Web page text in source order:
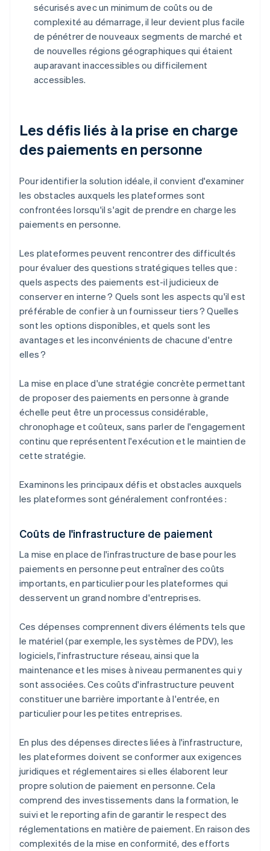
sécurisés avec un minimum de coûts ou de
complexité au démarrage, il leur devient plus facile
de pénétrer de nouveaux segments de marché et
de nouvelles régions géographiques qui étaient
auparavant inaccessibles ou difficilement
accessibles.
Les défis liés à la prise en charge
des paiements en personne
Pour identifier la solution idéale, il convient d'examiner
les obstacles auxquels les plateformes sont
confrontées lorsqu'il s'agit de prendre en charge les
paiements en personne.
Les plateformes peuvent rencontrer des difficultés
pour évaluer des questions stratégiques telles que :
quels aspects des paiements est-il judicieux de
conserver en interne ? Quels sont les aspects qu'il est
préférable de confier à un fournisseur tiers ? Quelles
sont les options disponibles, et quels sont les
avantages et les inconvénients de chacune d'entre
elles ?
La mise en place d'une stratégie concrète permettant
de proposer des paiements en personne à grande
échelle peut être un processus considérable,
chronophage et coûteux, sans parler de l'engagement
continu que représentent l'exécution et le maintien de
cette stratégie.
Examinons les principaux défis et obstacles auxquels
les plateformes sont généralement confrontées :
Coûts de l'infrastructure de paiement
La mise en place de l'infrastructure de base pour les
paiements en personne peut entraîner des coûts
importants, en particulier pour les plateformes qui
desservent un grand nombre d'entreprises.
Ces dépenses comprennent divers éléments tels que
le matériel (par exemple, les systèmes de PDV), les
logiciels, l'infrastructure réseau, ainsi que la
maintenance et les mises à niveau permanentes qui y
sont associées. Ces coûts d'infrastructure peuvent
constituer une barrière importante à l'entrée, en
particulier pour les petites entreprises.
En plus des dépenses directes liées à l'infrastructure,
les plateformes doivent se conformer aux exigences
juridiques et réglementaires si elles élaborent leur
propre solution de paiement en personne. Cela
comprend des investissements dans la formation, le
suivi et le reporting afin de garantir le respect des
réglementations en matière de paiement. En raison des
complexités de la mise en conformité, des efforts